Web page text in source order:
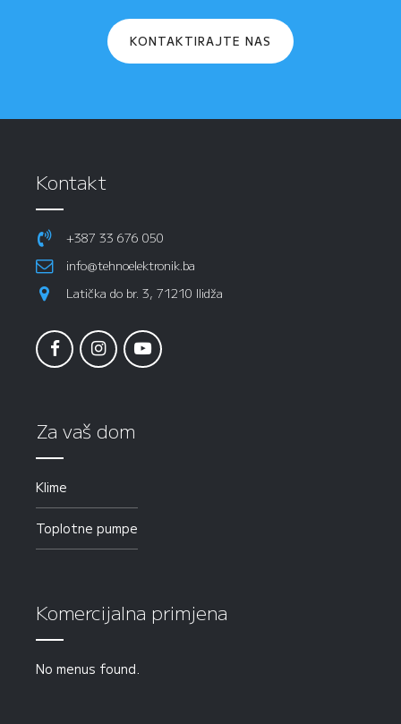
KONTAKTIRAJTE NAS
Kontakt
+387 33 676 050
info@tehnoelektronik.ba
Latička do br. 3, 71210 Ilidža
Za vaš dom
Klime
Toplotne pumpe
Komercijalna primjena
No menus found.